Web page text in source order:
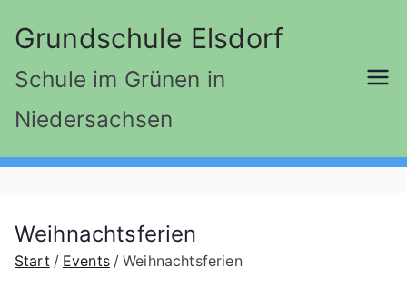
InhaltGrundschule Elsdorf
Schule im Grünen in
Niedersachsen
Weihnachtsferien
Start Events Weihnachtsferien